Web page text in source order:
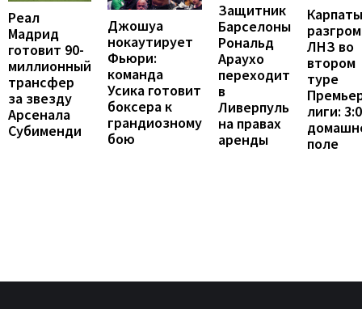
Реал
Мадрид
готовит 90-
миллионный
трансфер
за звезду
Арсенала
Субименди
Джошуа
нокаутирует
Фьюри:
команда
Усика готовит
боксера к
грандиозному
бою
Защитник
Барселоны
Рональд
Араухо
переходит
в
Ливерпуль
на правах
аренды
Карпаты
ЛНЗ во
втором
туре
лиги:
поле